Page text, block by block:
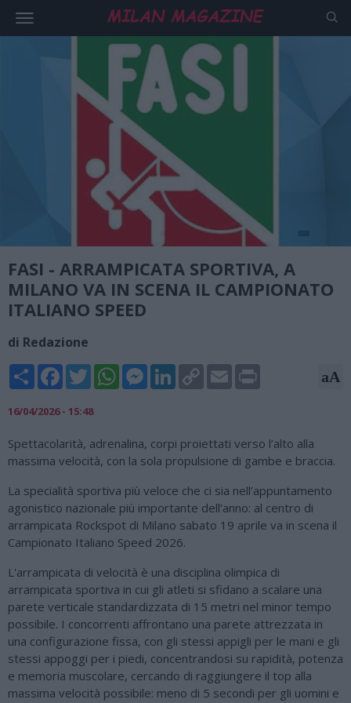
FASI - ARRAMPICATA SPORTIVA, A
MILANO VA IN SCENA IL CAMPIONATO
ITALIANO SPEED
di Redazione
Share FacebookTwitterWhatsAppMessengerLinkedInCopy
Link
Email aA
16/04/2026 - 15:48
Spettacolarità, adrenalina, corpi proiettati verso l’alto alla
massima velocità, con la sola propulsione di gambe e braccia.
La specialità sportiva più veloce che ci sia nell’appuntamento
agonistico nazionale più importante dell’anno: al centro di
arrampicata Rockspot di Milano sabato 19 aprile va in scena il
Campionato Italiano Speed 2026.
L'arrampicata di velocità è una disciplina olimpica di
arrampicata sportiva in cui gli atleti si sfidano a scalare una
parete verticale standardizzata di 15 metri nel minor tempo
possibile. I concorrenti affrontano una parete attrezzata in
una configurazione fissa, con gli stessi appigli per le mani e gli
stessi appoggi per i piedi, concentrandosi su rapidità, potenza
e memoria muscolare, cercando di raggiungere il top alla
massima velocità possibile: meno di 5 secondi per gli uomini e